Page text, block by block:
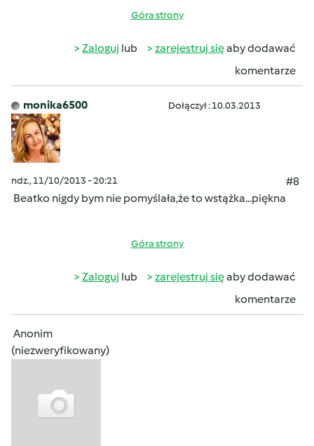
Góra strony
Zaloguj lub zarejestruj sięaby dodawać
komentarze
monika6500 Dołączył : 10.03.2013
ndz., 11/10/2013 - 20:21
#8
Beatko nigdy bym nie pomyślała,że to wstążka...piękna
Góra strony
Zaloguj lub zarejestruj sięaby dodawać
komentarze
Anonim
(niezweryfikowany)